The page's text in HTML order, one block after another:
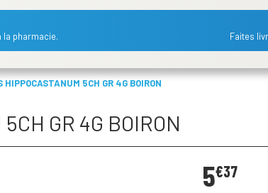
la pharmacie. Faites
HIPPOCASTANUM 5CH GR 4G BOIRON
GR 4G BOIRON
5€37